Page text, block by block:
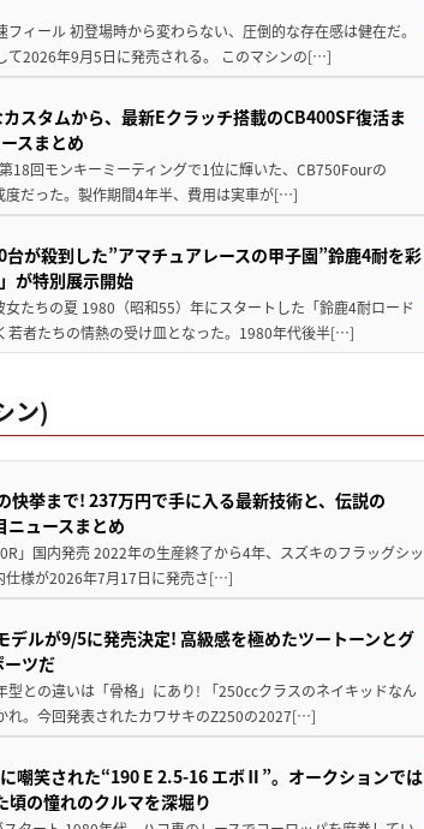
ィール 初登場時から変わらない、圧倒的な存在感は健在だ。
て2026年9月5日に発売される。 このマシンの[…]
スタムから、最新Eクラッチ搭載のCB400SF復活ま
スまとめ
18回モンキーミーティングで1位に輝いた、CB750Fourの
だった。製作期間4年半、費用は実車が[…]
が殺到した”アマチュアレースの甲子園”鈴鹿4耐を彩
が特別展示開始
たちの夏 1980（昭和55）年にスタートした「鈴鹿4耐ロード
若者たちの情熱の受け皿となった。1980年代後半[…]
ン)
快挙まで! 237万円で手に入る最新技術と、伝説の
ニュースまとめ
」国内発売 2022年の生産終了から4年、スズキのフラッグシッ
仕様が2026年7月17日に発売さ[…]
デルが9/5に発売決定! 高級感を極めたツートーンとグ
ーツだ
との違いは「骨格」にあり! 「250ccクラスのネイキッドなん
れ。今回発表されたカワサキのZ250の2027[…]
嘲笑された“190 E 2.5-16 エボⅡ”。オークションでは
頃の憧れのクルマを深堀り